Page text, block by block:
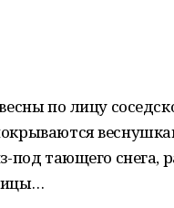
по лицу
под тающего